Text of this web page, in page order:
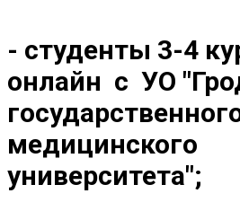
- студенты 3-4
онлайн с УО
медицинского
университета";